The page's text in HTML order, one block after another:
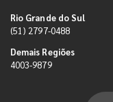
Rio Grande do Sul
(51) 2797-0488
Demais Regiões
4003-9879